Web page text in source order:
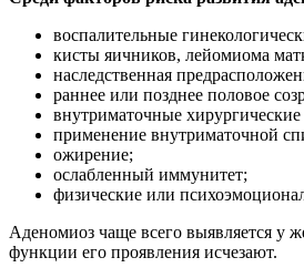
воспалительные
кисты яичников, лейомиома
наследственная
раннее или позднее половое
внутриматочные
применение внутриматочной
ожирение;
ослабленный иммунитет;
физические или
Аденомиоз чаще всего выявляется у
функции его проявления исчезают.